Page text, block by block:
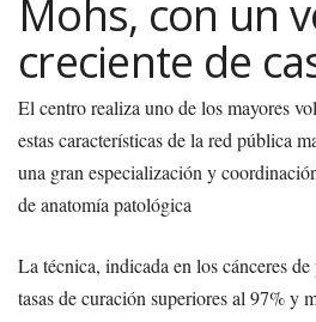
Mohs, con un
creciente de
El centro realiza uno de los mayores
estas características de la red pública
una gran especialización y
de anatomía patológica
La técnica, indicada en los cánceres
tasas de curación superiores al 97% y